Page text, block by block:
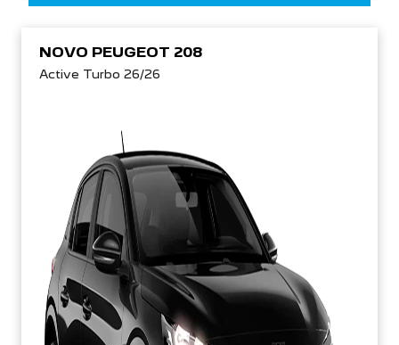
NOVO PEUGEOT 208
Active Turbo 26/26